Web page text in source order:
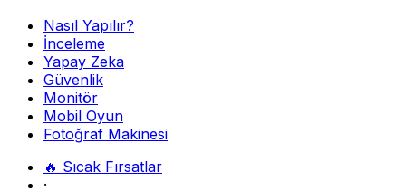
Nasıl Yapılır?
İnceleme
Yapay Zeka
Güvenlik
Monitör
Mobil Oyun
Fotoğraf Makinesi
🔥 Sıcak Fırsatlar
·